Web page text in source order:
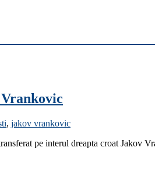
, jakov vrankovic
pe interul dreapta croat Jakov